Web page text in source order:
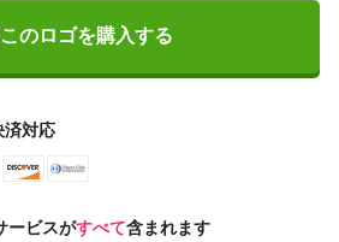
このロゴを購入する
対応
ービスがすべて含まれます